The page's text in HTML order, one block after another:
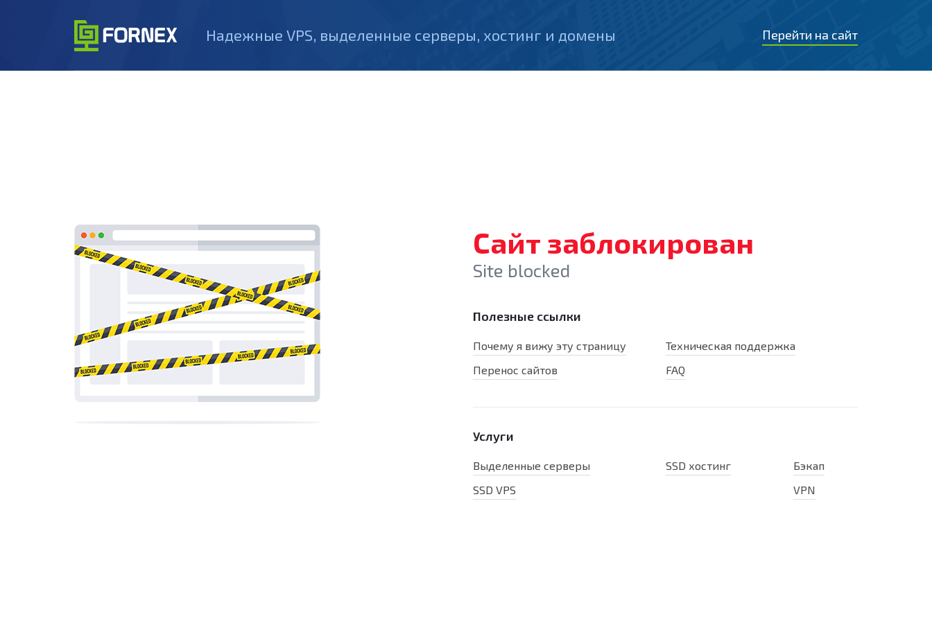
Надежные VPS, выделенные серверы, хостинг и домены Перейти на сайт
Сайт заблокирован
Site blocked
Полезные ссылки
Почему я вижу эту страницу
Перенос сайтов
Техническая поддержка
FAQ
Услуги
Выделенные серверы
SSD VPS
SSD хостинг
Бэкап
VPN